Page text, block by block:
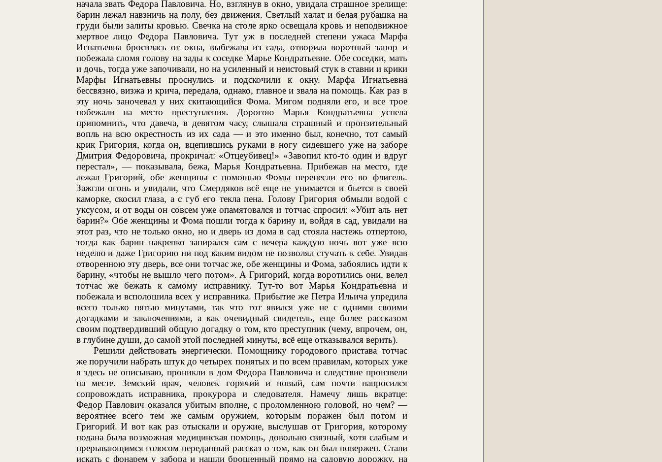
начала звать Федора Павловича. Но, взглянув в окно, увидала страшное зрелище:
барин лежал навзничь на полу, без движения. Светлый халат и белая рубашка на
груди были залиты кровью. Свечка на столе ярко освещала кровь и неподвижное
мертвое лицо Федора Павловича. Тут уж в последней степени ужаса Марфа
Игнатьевна бросилась от окна, выбежала из сада, отворила воротный запор и
побежала сломя голову на зады к соседке Марье Кондратьевне. Обе соседки, мать
и дочь, тогда уже започивали, но на усиленный и неистовый стук в ставни и крики
Марфы Игнатьевны проснулись и подскочили к окну. Марфа Игнатьевна
бессвязно, визжа и крича, передала, однако, главное и звала на помощь. Как раз в
эту ночь заночевал у них скитающийся Фома. Мигом подняли его, и все трое
побежали на место преступления. Дорогою Марья Кондратьевна успела
припомнить, что давеча, в девятом часу, слышала страшный и пронзительный
вопль на всю окрестность из их сада — и это именно был, конечно, тот самый
крик Григория, когда он, вцепившись руками в ногу сидевшего уже на заборе
Дмитрия Федоровича, прокричал: «Отцеубивец!» «Завопил кто-то один и вдруг
перестал», — показывала, бежа, Марья Кондратьевна. Прибежав на место, где
лежал Григорий, обе женщины с помощью Фомы перенесли его во флигель.
Зажгли огонь и увидали, что Смердяков всё еще не унимается и бьется в своей
каморке, скосил глаза, а с губ его текла пена. Голову Григория обмыли водой с
уксусом, и от воды он совсем уже опамятовался и тотчас спросил: «Убит аль нет
барин?» Обе женщины и Фома пошли тогда к барину и, войдя в сад, увидали на
этот раз, что не только окно, но и дверь из дома в сад стояла настежь отпертою,
тогда как барин накрепко запирался сам с вечера каждую ночь вот уже всю
неделю и даже Григорию ни под каким видом не позволял стучать к себе. Увидав
отворенною эту дверь, все они тотчас же, обе женщины и Фома, забоялись идти к
барину, «чтобы не вышло чего потом». А Григорий, когда воротились они, велел
тотчас же бежать к самому исправнику. Тут-то вот Марья Кондратьевна и
побежала и всполошила всех у исправника. Прибытие же Петра Ильича упредила
всего только пятью минутами, так что тот явился уже не с одними своими
догадками и заключениями, а как очевидный свидетель, еще более рассказом
своим подтвердивший общую догадку о том, кто преступник (чему, впрочем, он,
в глубине души, до самой этой последней минуты, всё еще отказывался верить).
Решили действовать энергически. Помощнику городового пристава тотчас
же поручили набрать штук до четырех понятых и по всем правилам, которых уже
я здесь не описываю, проникли в дом Федора Павловича и следствие произвели
на месте. Земский врач, человек горячий и новый, сам почти напросился
сопровождать исправника, прокурора и следователя. Намечу лишь вкратце:
Федор Павлович оказался убитым вполне, с проломленною головой, но чем? —
вероятнее всего тем же самым оружием, которым поражен был потом и
Григорий. И вот как раз отыскали и оружие, выслушав от Григория, которому
подана была возможная медицинская помощь, довольно связный, хотя слабым и
прерывающимся голосом переданный рассказ о том, как он был повержен. Стали
искать с фонарем у забора и нашли брошенный прямо на садовую дорожку, на